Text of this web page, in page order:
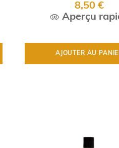
8,50 €
Aperçu
AJOUTER AU